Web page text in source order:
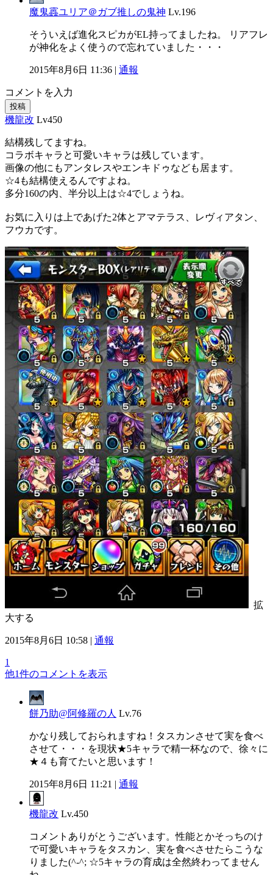
魔鬼靐ユリア＠ガブ推しの鬼神 Lv.196
そういえば進化スピカがEL持ってましたね。 リアフレ
が神化をよく使うので忘れていました・・・
2015年8月6日 11:36 | 通報
コメントを入力
投稿
機龍改 Lv450
結構残してますね。
コラボキャラと可愛いキャラは残しています。
画像の他にもアンタレスやエンキドゥなども居ます。
☆4も結構使えるんですよね。
多分160の内、半分以上は☆4でしょうね。
お気に入りは上であげた2体とアマテラス、レヴィアタン、
フウカです。
拡
大する
2015年8月6日 10:58 | 通報
1
他1件のコメントを表示
餅乃助@阿修羅の人 Lv.76
かなり残しておられますね！タスカンさせて実を食べ
させて・・・を現状★5キャラで精一杯なので、徐々に
★４も育てたいと思います！
2015年8月6日 11:21 | 通報
機龍改 Lv.450
コメントありがとうございます。性能とかそっちのけ
で可愛いキャラをタスカン、実を食べさせたらこうな
りました(^-^; ☆5キャラの育成は全然終わってません